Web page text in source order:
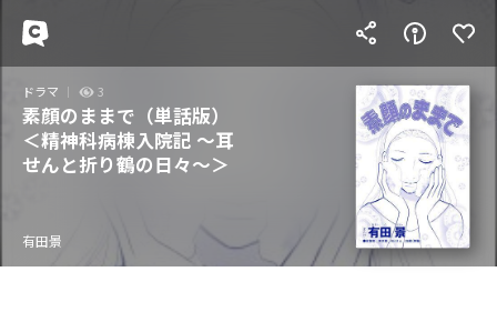
ドラマ 3
素顔のままで（単話版）
＜精神科病棟入院記 ～耳
せんと折り鶴の日々～＞
有田景